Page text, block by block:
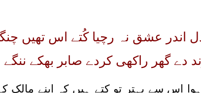
اندر عشق نہ رچیا کُتے اس تھیں
دے گھر راکھی کردے صابر بھکے ننگے
اس سے بہتر تو کتے ہیں کہ اپنے مالک